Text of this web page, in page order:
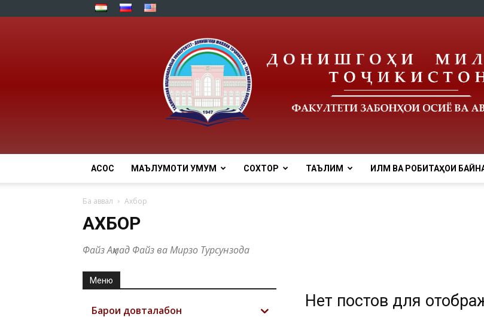
АСОСӢ МАЪЛУМОТИ УМУМӢ СОХТОР ТАЪЛИМ ИЛМ ВА РОБИТАҲОИ
Ба аввал Ахбор
АХБОР
Файз Аҳмад Файз ва Мирзо Турсунзода
Нет постов для
Меню
Барои довталабон